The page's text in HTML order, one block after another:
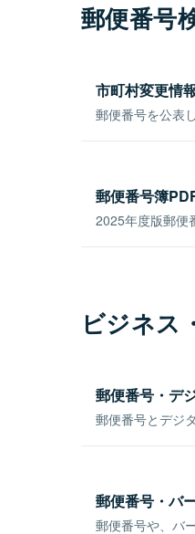
郵便番号
市町村変更情
郵便番号を公表
郵便番号簿
2025年度版郵便
ビジネス
郵便番号・デ
郵便番号とデジ
郵便番号・バ
郵便番号や、バ